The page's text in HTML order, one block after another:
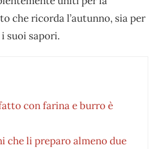
che ricorda l’autunno, sia per
suoi sapori.
con farina e burro è
che li preparo almeno due